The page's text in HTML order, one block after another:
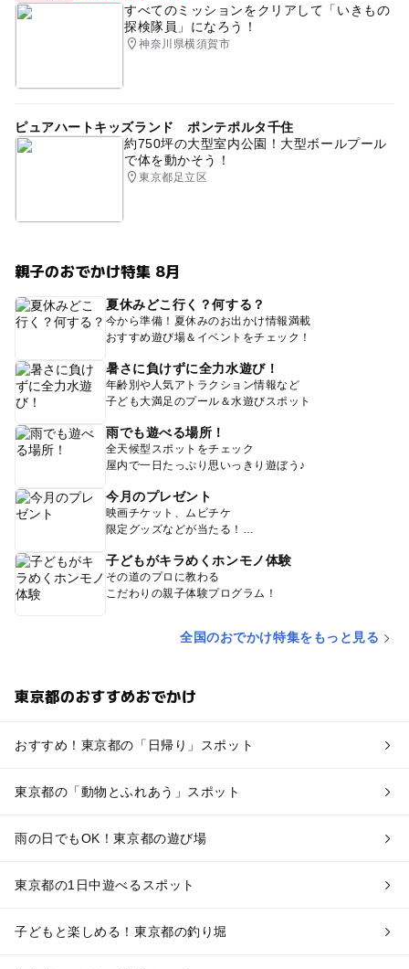
すべてのミッションをクリアして「いきもの
探検隊員」になろう！
神奈川県横須賀市
ピュアハートキッズランド ポンテポルタ千住
約750坪の大型室内公園！大型ボールプール
で体を動かそう！
東京都足立区
親子のおでかけ特集 8月
夏休みどこ行く？何する？
今から準備！夏休みのお出かけ情報満載
おすすめ遊び場＆イベントをチェック！
暑さに負けずに全力水遊び！
年齢別や人気アトラクション情報など
子ども大満足のプール＆水遊びスポット
雨でも遊べる場所！
全天候型スポットをチェック
屋内で一日たっぷり思いっきり遊ぼう♪
今月のプレゼント
映画チケット、ムビチケ
限定グッズなどが当たる！
子どもがキラめくホンモノ体験
その道のプロに教わる
こだわりの親子体験プログラム！
全国のおでかけ特集をもっと見る
東京都のおすすめおでかけ
おすすめ！東京都の「日帰り」スポット
東京都の「動物とふれあう」スポット
雨の日でもOK！東京都の遊び場
東京都の1日中遊べるスポット
子どもと楽しめる！東京都の釣り堀